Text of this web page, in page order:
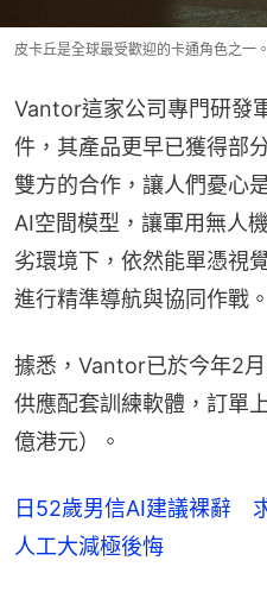
皮卡丘是全球最受歡迎的卡通角色之一
Vantor這家公司專門研發
件，其產品更早已獲得部
雙方的合作，讓人們憂心
AI空間模型，讓軍用無人
劣環境下，依然能單憑視
進行精準導航與協同作戰。
據悉，Vantor已於今年2
供應配套訓練軟體，訂單
億港元）。
日52歲男信AI建議裸辭
人工大減極後悔